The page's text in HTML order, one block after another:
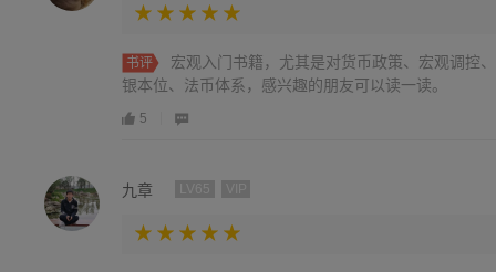
书评
宏观入门书籍，尤其是对货币政策、宏观调控
银本位、法币体系，感兴趣的朋友可以读一读。
5
九章